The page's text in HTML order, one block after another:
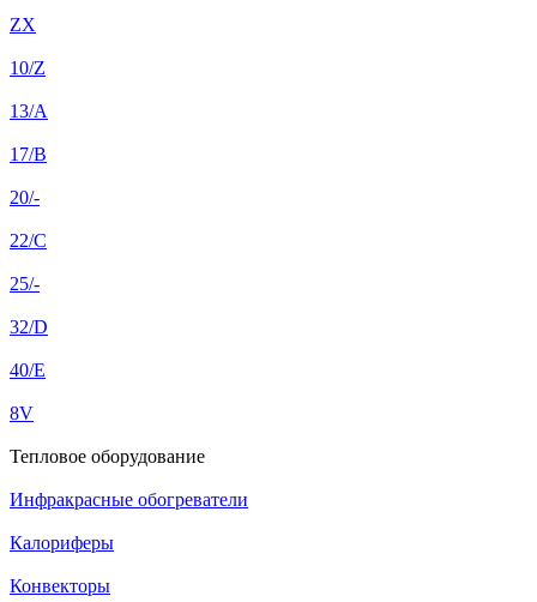
ZX
10/Z
13/A
17/B
20/-
22/C
25/-
32/D
40/E
8V
Тепловое оборудование
Инфракрасные обогреватели
Калориферы
Конвекторы